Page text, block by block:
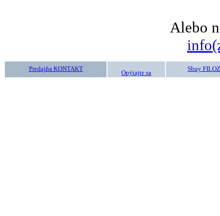
Alebo
Predajňa KONTAKT
Opýtajte sa
Sbuy